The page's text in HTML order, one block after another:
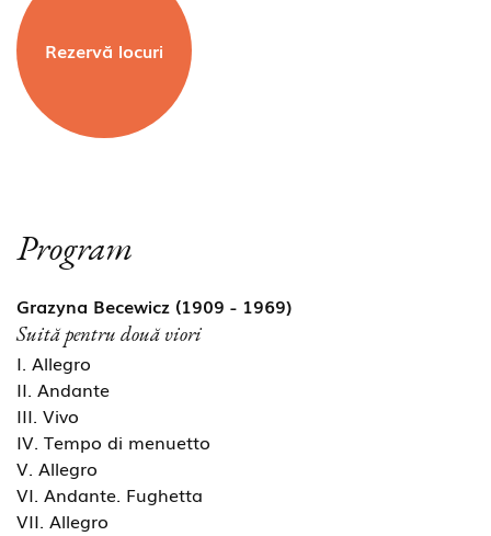
Rezervă locuri
Program
Grazyna Becewicz (1909 - 1969)
Suită pentru două viori
I. Allegro
II. Andante
III. Vivo
IV. Tempo di menuetto
V. Allegro
VI. Andante. Fughetta
VII. Allegro